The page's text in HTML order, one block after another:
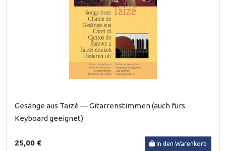
Gesänge aus Taizé — Gitarrenstimmen (auch fürs
Keyboard geeignet)
25,00 € In den Warenkorb